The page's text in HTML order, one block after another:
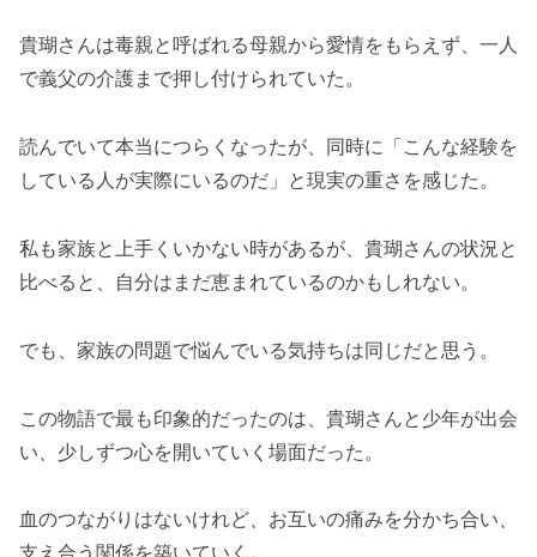
貴瑚さんは毒親と呼ばれる母親から愛情をもらえず、一人
で義父の介護まで押し付けられていた。
読んでいて本当につらくなったが、同時に「こんな経験を
している人が実際にいるのだ」と現実の重さを感じた。
私も家族と上手くいかない時があるが、貴瑚さんの状況と
比べると、自分はまだ恵まれているのかもしれない。
でも、家族の問題で悩んでいる気持ちは同じだと思う。
この物語で最も印象的だったのは、貴瑚さんと少年が出会
い、少しずつ心を開いていく場面だった。
血のつながりはないけれど、お互いの痛みを分かち合い、